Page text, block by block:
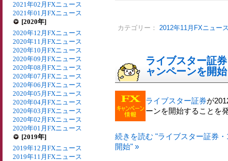
2021年02月FXニュース
2021年01月FXニュース
[2020年]
2020年12月FXニュース
2020年11月FXニュース
2020年10月FXニュース
2020年09月FXニュース
2020年08月FXニュース
2020年07月FXニュース
2020年06月FXニュース
2020年05月FXニュース
2020年04月FXニュース
2020年03月FXニュース
2020年02月FXニュース
2020年01月FXニュース
[2019年]
2019年12月FXニュース
2019年11月FXニュース
カテゴリー： 2012年11月FXニュー
ライブスター証
ャンペーンを開始
ライブスター証券が
ーンを開始することを
続きを読む "ライブスター証券
開始" »